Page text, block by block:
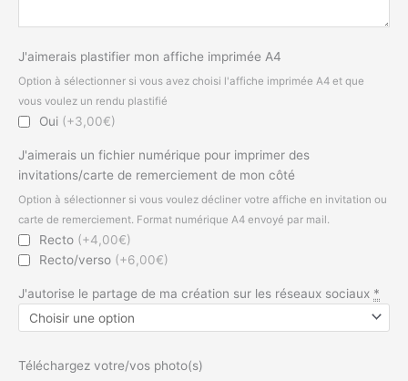
J'aimerais plastifier mon affiche imprimée A4
Option à sélectionner si vous avez choisi l'affiche imprimée A4 et que
vous voulez un rendu plastifié
Oui (+3,00€)
J'aimerais un fichier numérique pour imprimer des
invitations/carte de remerciement de mon côté
Option à sélectionner si vous voulez décliner votre affiche en invitation ou
carte de remerciement. Format numérique A4 envoyé par mail.
Recto (+4,00€)
Recto/verso (+6,00€)
J'autorise le partage de ma création sur les réseaux sociaux *
Téléchargez votre/vos photo(s)